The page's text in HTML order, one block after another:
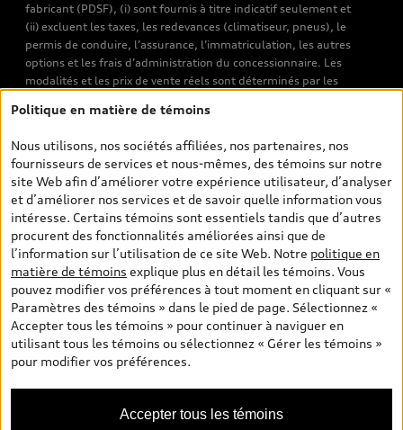
fabricant (PDSF), (i) sont fournis à titre indicatif seulement et
(ii) excluent les taxes, les redevances (climatiseur, pneus), le
permis de conduire, l’assurance, l’immatriculation, les autres
options et les frais d’administration du concessionnaire. Les
modalités et les prix de vente réels sont déterminés par les
véhicules neufs et d’occasion sont les prix de vente établis par les
de transport et d’inspection de prélivraison, les taxes
environnementales (pour les véhicules neufs) et les frais
d’administration des concessionnaires. Toutefois, les taxes de
vente sont exclues. Veuillez noter que les prix de l’estimateur de
versements sont des PDSF s’il a été consulté au moyen de l’onglet
Configurateur et prix (à titre indicatif). Toutefois, s’il a été
consulté à partir des pages de recherche de véhicules neufs et
d’occasion, les prix indiqués sont des prix de vente (prix de vente
réels). Sur les pages de renseignements généraux sur les
véhicules, les modèles sont montrés à titre indicatif seulement,
avec des caractéristiques qui peuvent ne pas être offertes sur les
modèles canadiens. Malgré les efforts déployés pour assurer
l’exactitude de ces renseignements, des erreurs peuvent survenir
et la disponibilité peut changer; veuillez donc visiter votre
concessionnaire pour obtenir les détails et les spécifications
actuelles de chaque modèle. Tous droits réservés. Les marques de
Politique en matière de témoins
Nous utilisons, nos sociétés affiliées, nos partenaires, nos
fournisseurs de services et nous-mêmes, des témoins sur notre
site Web afin d’améliorer votre expérience utilisateur, d’analyser
et d’améliorer nos services et de savoir quelle information vous
intéresse. Certains témoins sont essentiels tandis que d’autres
procurent des fonctionnalités améliorées ainsi que de
l’information sur l’utilisation de ce site Web. Notre politique en
matière de témoins explique plus en détail les témoins. Vous
pouvez modifier vos préférences à tout moment en cliquant sur «
Paramètres des témoins » dans le pied de page. Sélectionnez «
Accepter tous les témoins » pour continuer à naviguer en
utilisant tous les témoins ou sélectionnez « Gérer les témoins »
pour modifier vos préférences.
Accepter tous les témoins